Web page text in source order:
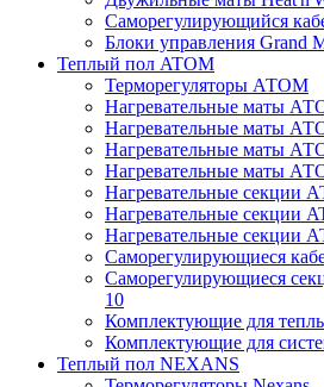
Саморегулирующийся
Блоки управления Grand
Теплый пол ATOM
Терморегуляторы АТОМ
Нагревательные маты
Нагревательные маты
Нагревательные маты
Нагревательные маты
Нагревательные секции
Нагревательные секции
Нагревательные секции
Саморегулирующиеся
Саморегулирующиеся
10
Комплектующие для
Комплектующие для
Теплый пол NEXANS